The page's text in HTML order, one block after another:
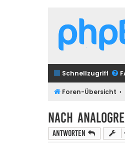
Schnellzugriff
Foren-Übersicht
Nach
Antworten